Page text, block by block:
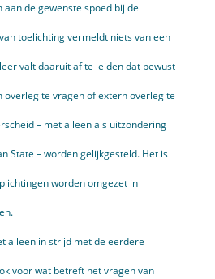
de gewenste spoed bij de
toelichting vermeldt niets van een
valt daaruit af te leiden dat bewust
te vragen of extern overleg te
– met alleen als uitzondering
State – worden gelijkgesteld. Het is
worden omgezet in
alleen in strijd met de eerdere
voor wat betreft het vragen van